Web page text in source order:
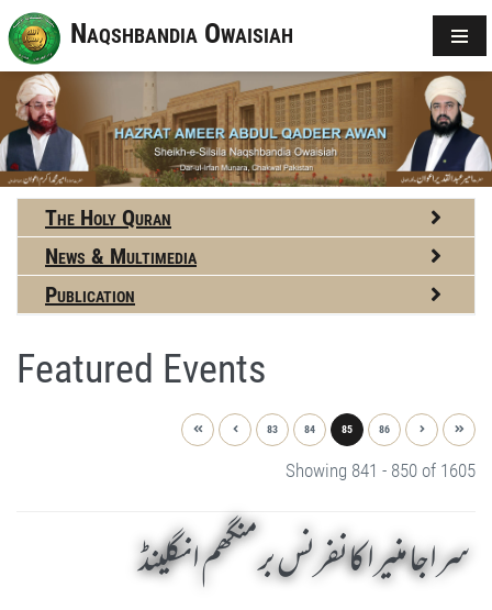
Naqshbandia Owaisiah
The Holy Quran
News & Multimedia
Publication
Featured Events
83 84 85 86
Showing 841 - 850 of 1605
سراجا منیرا کانفرنس برمنگھم انگلینڈ